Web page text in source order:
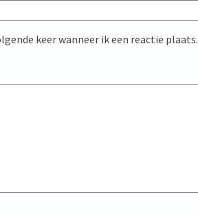
keer wanneer ik een reactie plaats.